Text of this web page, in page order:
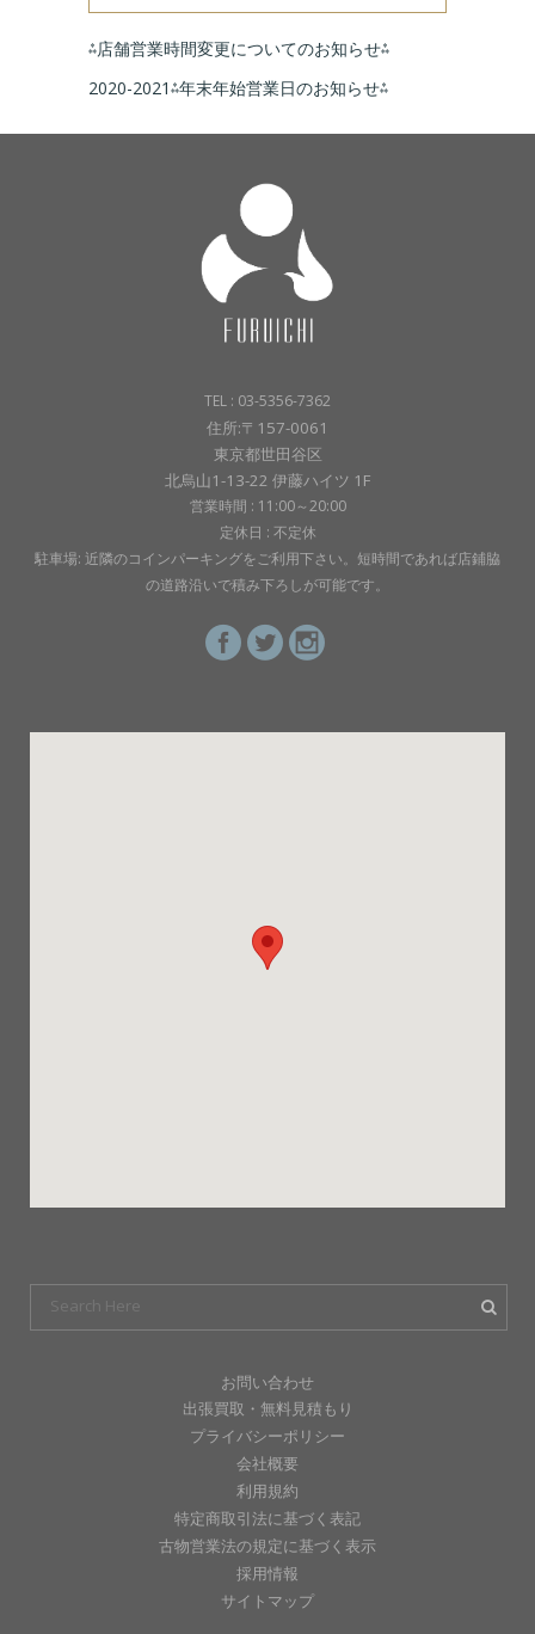
⁂店舗営業時間変更についてのお知らせ⁂
2020-2021⁂年末年始営業日のお知らせ⁂
TEL : 03-5356-7362
住所:〒157-0061
東京都世田谷区
北烏山1-13-22 伊藤ハイツ 1F
営業時間 : 11:00～20:00
定休日 : 不定休
駐車場: 近隣のコインパーキングをご利用下さい。短時間であれば店鋪脇
の道路沿いで積み下ろしが可能です。
お問い合わせ
出張買取・無料見積もり
プライバシーポリシー
会社概要
利用規約
特定商取引法に基づく表記
古物営業法の規定に基づく表示
採用情報
サイトマップ